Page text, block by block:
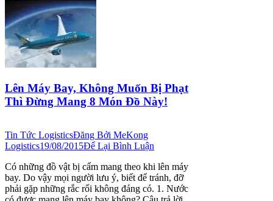
Lên Máy Bay, Không Muốn Bị Phạt
Thì Đừng Mang 8 Món Đồ Này!
Tin Tức LogisticsĐăng Bởi MeKong
Logistics19/08/2015Để Lại Bình Luận
Có những đồ vật bị cấm mang theo khi lên máy
bay. Do vậy mọi người lưu ý, biết để tránh, đỡ
phải gặp những rắc rối không đáng có. 1. Nước